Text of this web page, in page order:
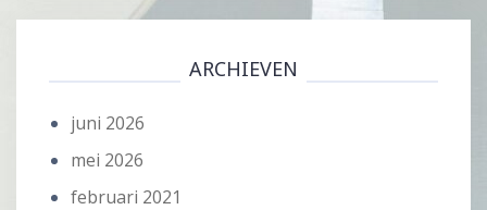
ARCHIEVEN
juni 2026
mei 2026
februari 2021